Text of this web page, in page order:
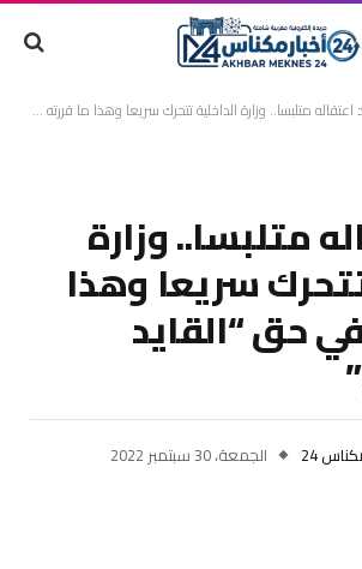
متلبسا.. وزارة الداخلية تتحرك سريعا وهذا ما قررته في حق “القايد المرتشي”
متلبسا.. وزارة
سريعا وهذا
حق “القايد
24
الجمعة، 30 سبتمبر 2022